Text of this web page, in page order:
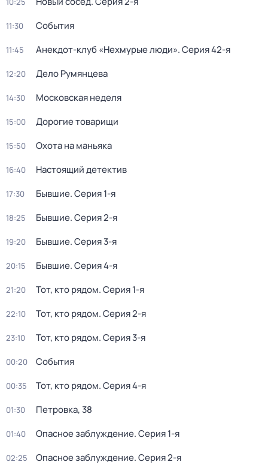
11:30 События
11:45 Анекдот-клуб «Нехмурые люди». Серия 42-я
12:20 Дело Румянцева
14:30 Московская неделя
15:00 Дорогие товарищи
15:50 Охота на маньяка
16:40 Настоящий детектив
17:30 Бывшие. Серия 1-я
18:25 Бывшие. Серия 2-я
19:20 Бывшие. Серия 3-я
20:15 Бывшие. Серия 4-я
21:20 Тот, кто рядом. Серия 1-я
22:10 Тот, кто рядом. Серия 2-я
23:10 Тот, кто рядом. Серия 3-я
00:20 События
00:35 Тот, кто рядом. Серия 4-я
01:30 Петровка, 38
01:40 Опасное заблуждение. Серия 1-я
02:25 Опасное заблуждение. Серия 2-я